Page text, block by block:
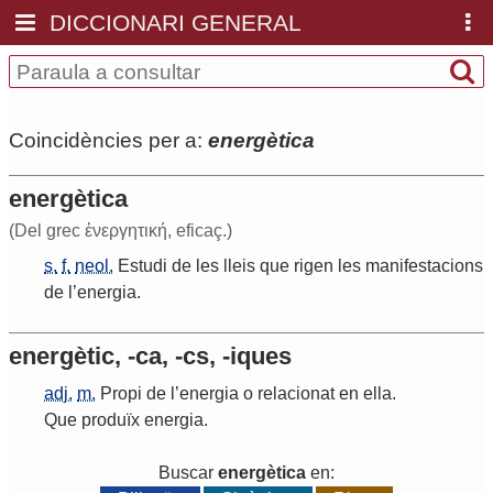
DICCIONARI GENERAL
Coincidències per a: energètica
energètica
(Del grec ἐνεργητική, eficaç.)
s. f. neol. Estudi de les lleis que rigen les manifestacions
de ’energia.
energètic, -ca, -cs, -iques
adj. m. Propi de ’energia o relacionat en ella.
Que produïx energia.
Buscar energètica en: